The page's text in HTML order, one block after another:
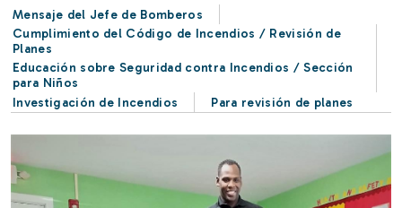
Mensaje del Jefe de Bomberos
Cumplimiento del Código de Incendios / Revisión de
Planes
Educación sobre Seguridad contra Incendios / Sección
para Niños
Investigación de Incendios
Para revisión de planes